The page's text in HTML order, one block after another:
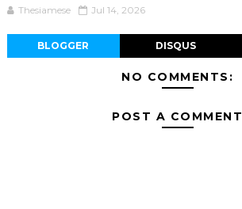
Thesiamese Jul 14, 2026
BLOGGER DISQUS
NO COMMENTS:
POST A COMMENT